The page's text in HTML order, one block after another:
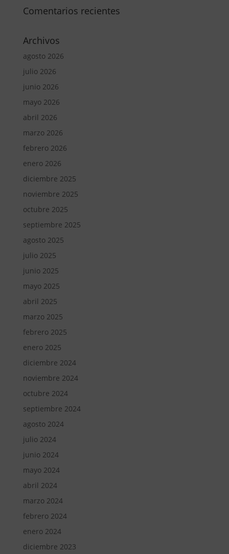
Comentarios recientes
Archivos
agosto 2026
julio 2026
junio 2026
mayo 2026
abril 2026
marzo 2026
febrero 2026
enero 2026
diciembre 2025
noviembre 2025
octubre 2025
septiembre 2025
agosto 2025
julio 2025
junio 2025
mayo 2025
abril 2025
marzo 2025
febrero 2025
enero 2025
diciembre 2024
noviembre 2024
octubre 2024
septiembre 2024
agosto 2024
julio 2024
junio 2024
mayo 2024
abril 2024
marzo 2024
febrero 2024
enero 2024
diciembre 2023